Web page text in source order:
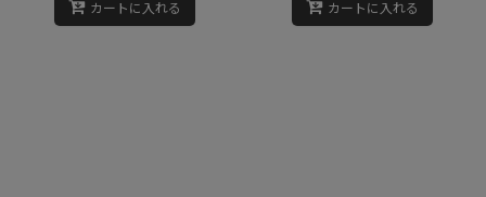
カートに入れる カートに入れる